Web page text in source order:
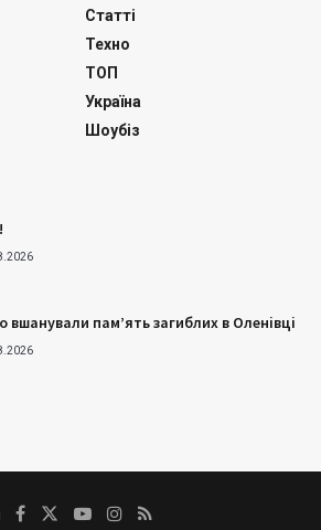
Статті
Техно
ТОП
Україна
Шоубіз
вшанували пам’ять загиблих в Оленівці